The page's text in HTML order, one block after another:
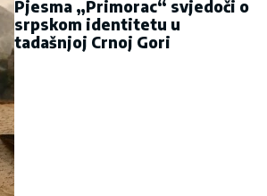
Pjesma „Primorac“ svjedoči o
srpskom identitetu u
tadašnjoj Crnoj Gori